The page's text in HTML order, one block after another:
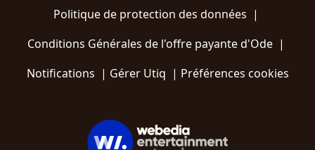
Politique de protection des données |
Conditions Générales de l'offre payante d'Ode |
Notifications | Gérer Utiq | Préférences cookies